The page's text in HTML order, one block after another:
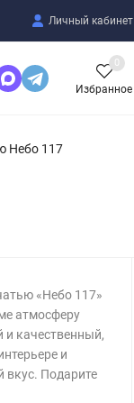
Личный кабинет
Избранное
0
Небо 117
«Небо 117»
атмосферу
качественный,
и
вкус. Подарите